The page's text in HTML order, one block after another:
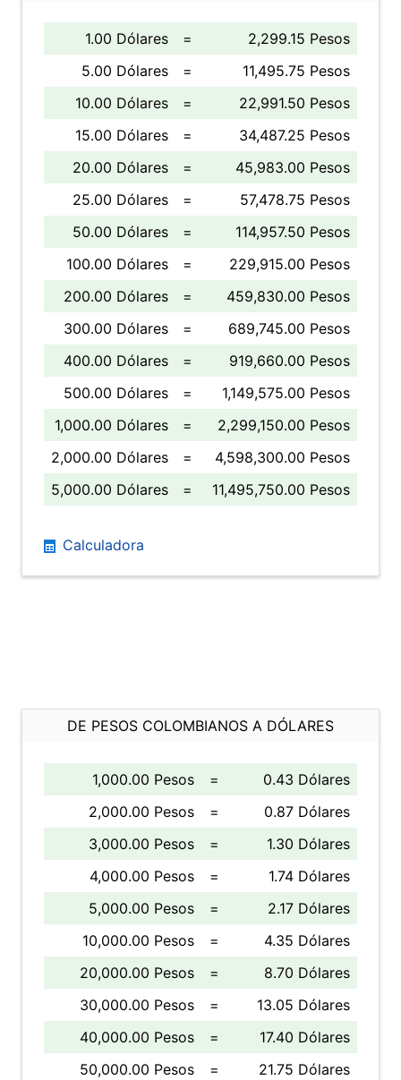
1.00 Dólares =
2,299.15 Pesos
5.00 Dólares
=
11,495.75 Pesos
10.00 Dólares
=
22,991.50 Pesos
15.00 Dólares
=
34,487.25 Pesos
20.00 Dólares
=
45,983.00 Pesos
25.00 Dólares
=
57,478.75 Pesos
50.00 Dólares
=
114,957.50 Pesos
100.00 Dólares
=
229,915.00 Pesos
200.00 Dólares
=
459,830.00 Pesos
300.00 Dólares
=
689,745.00 Pesos
400.00 Dólares
=
919,660.00 Pesos
500.00 Dólares
=
1,149,575.00 Pesos
1,000.00 Dólares
=
2,299,150.00 Pesos
2,000.00 Dólares
=
4,598,300.00 Pesos
5,000.00 Dólares
= 11,495,750.00 Pesos
Calculadora
DE PESOS COLOMBIANOS A DÓLARES
1,000.00 Pesos =
0.43 Dólares
2,000.00 Pesos
=
0.87 Dólares
3,000.00 Pesos
=
1.30 Dólares
4,000.00 Pesos
=
1.74 Dólares
5,000.00 Pesos
=
2.17 Dólares
10,000.00 Pesos
=
4.35 Dólares
20,000.00 Pesos
=
8.70 Dólares
30,000.00 Pesos
=
13.05 Dólares
40,000.00 Pesos
=
17.40 Dólares
50,000.00 Pesos
= 21.75 Dólares